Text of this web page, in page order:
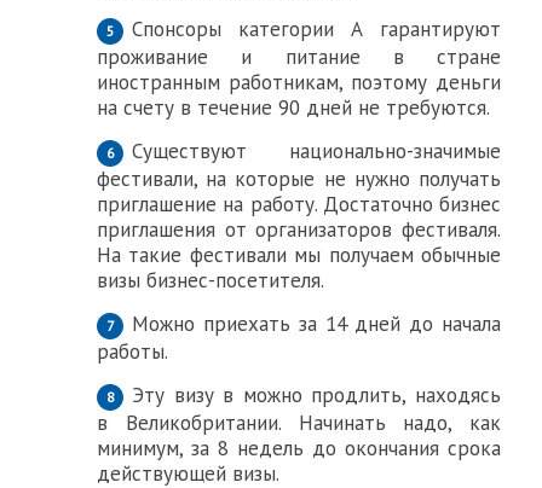
Спонсоры категории А гарантируют
проживание и питание в стране
иностранным работникам, поэтому деньги
на счету в течение 90 дней не требуются.
Существуют национально-значимые
фестивали, на которые не нужно получать
приглашение на работу. Достаточно бизнес
приглашения от организаторов фестиваля.
На такие фестивали мы получаем обычные
визы бизнес-посетителя.
Можно приехать за 14 дней до начала
работы.
Эту визу в можно продлить, находясь
в Великобритании. Начинать надо, как
минимум, за 8 недель до окончания срока
действующей визы.